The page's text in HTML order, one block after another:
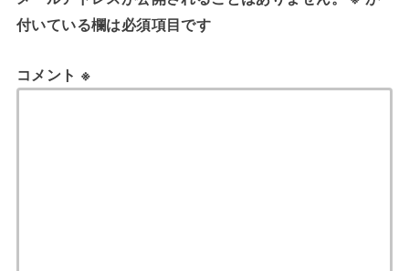
付いている欄は必須項目です
コメント ※